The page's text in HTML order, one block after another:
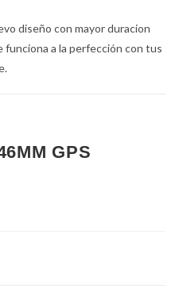
diseño con mayor duracion
funciona a la perfección con tus
GPS